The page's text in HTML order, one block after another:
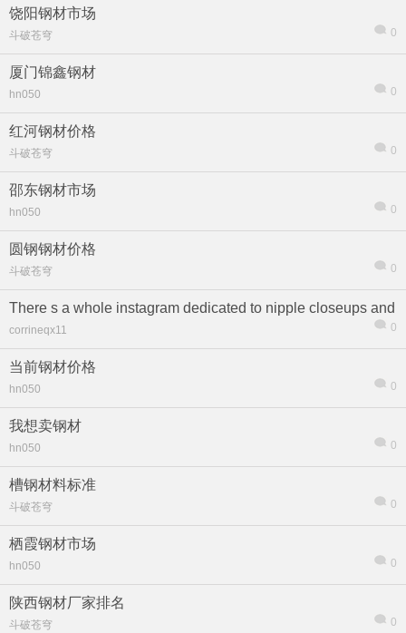
饶阳钢材市场
斗破苍穹 0
厦门锦鑫钢材
hn050 0
红河钢材价格
斗破苍穹 0
邵东钢材市场
hn050 0
圆钢钢材价格
斗破苍穹 0
There s a whole instagram dedicated to nipple closeups and
corrineqx11 0
当前钢材价格
hn050 0
我想卖钢材
hn050 0
槽钢材料标准
斗破苍穹 0
栖霞钢材市场
hn050 0
陕西钢材厂家排名
斗破苍穹 0